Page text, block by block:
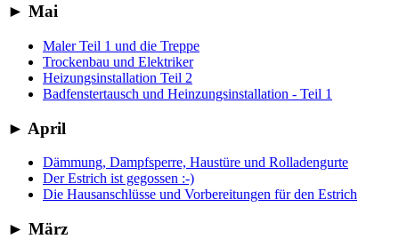
► Mai
Maler Teil 1 und die Treppe
Trockenbau und Elektriker
Heizungsinstallation Teil 2
Badfenstertausch und Heinzungsinstallation - Teil 1
► April
Dämmung, Dampfsperre, Haustüre und Rolladengurte
Der Estrich ist gegossen :-)
Die Hausanschlüsse und Vorbereitungen für den Estrich
► März